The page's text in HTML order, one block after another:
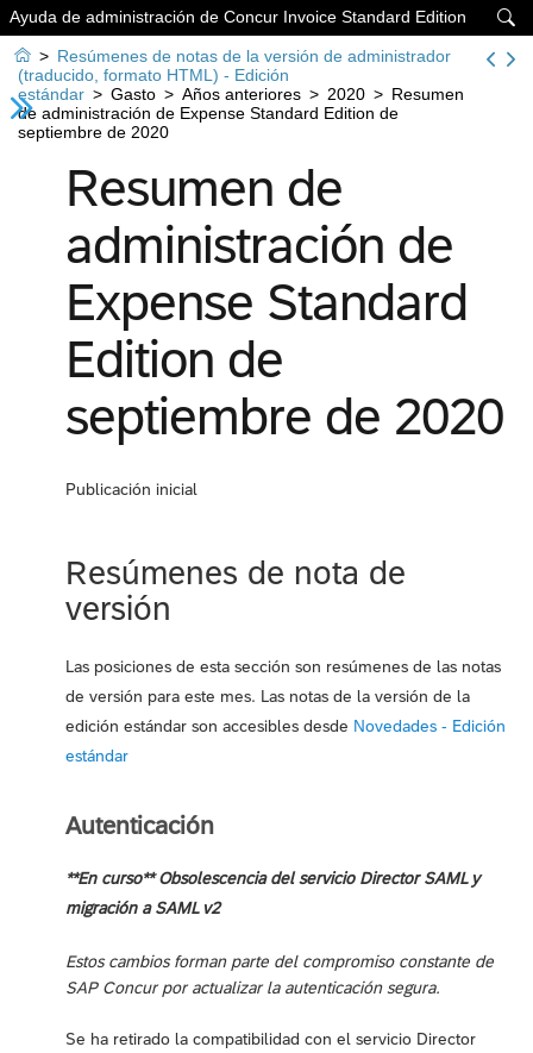

Ayuda de administración de Concur Invoice Standard Edition
 > Resúmenes de notas de la versión de administrador
(traducido, formato HTML) - Edición
estándar > Gasto > Años anteriores > 2020 > Resumen
de administración de Expense Standard Edition de
septiembre de 2020
Resumen de
administración de
Expense Standard
Edition de
septiembre de 2020
Publicación inicial
Resúmenes de nota de
versión
Las posiciones de esta sección son resúmenes de las notas
de versión para este mes. Las notas de la versión de la
edición estándar son accesibles desde Novedades - Edición
estándar
Autenticación
**En curso** Obsolescencia del servicio Director SAML y
migración a SAML v2
Estos cambios forman parte del compromiso constante de
SAP Concur por actualizar la autenticación segura.
Se ha retirado la compatibilidad con el servicio Director